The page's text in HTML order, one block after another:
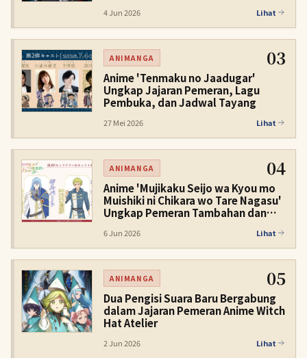
4 Jun 2026 Lihat
ANIMANGA 03
Anime 'Tenmaku no Jaadugar'
Ungkap Jajaran Pemeran, Lagu
Pembuka, dan Jadwal Tayang
27 Mei 2026 Lihat
ANIMANGA 04
Anime 'Mujikaku Seijo wa Kyou mo
Muishiki ni Chikara wo Tare Nagasu'
Ungkap Pemeran Tambahan dan
6 Jun 2026 Lihat
ANIMANGA 05
Dua Pengisi Suara Baru Bergabung
dalam Jajaran Pemeran Anime Witch
Hat Atelier
2 Jun 2026 Lihat